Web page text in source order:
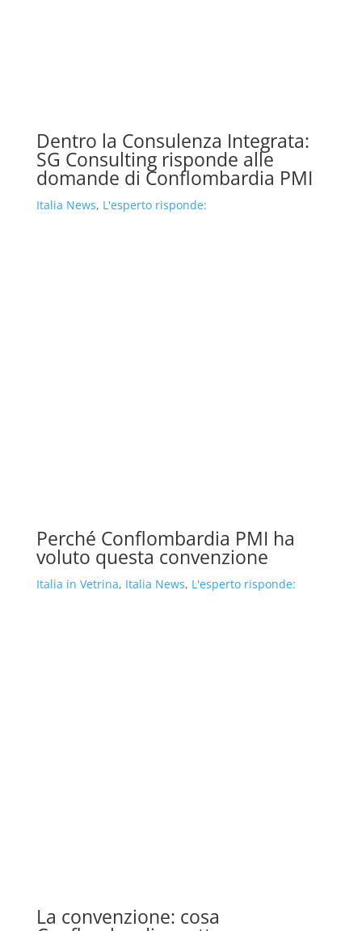
Dentro la Consulenza Integrata:
SG Consulting risponde alle
domande di Conflombardia PMI
Italia News, L'esperto risponde:
Perché Conflombardia PMI ha
voluto questa convenzione
Italia in Vetrina, Italia News, L'esperto risponde:
La convenzione: cosa